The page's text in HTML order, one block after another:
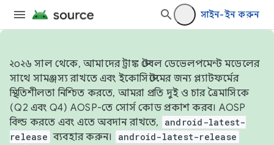
সাইন-ইন করুন
২০২৬ সাল থেকে, আমাদের ট্রাঙ্ক স্টেবল ডেভেলপমেন্ট মডেলের
সাথে সামঞ্জস্য রাখতে এবং ইকোসিস্টেমের জন্য প্ল্যাটফর্মের
স্থিতিশীলতা নিশ্চিত করতে, আমরা প্রতি দুই ও চার ত্রৈমাসিকে
(Q2 এবং Q4) AOSP-তে সোর্স কোড প্রকাশ করব। AOSP
বিল্ড করতে এবং এতে অবদান রাখতে,
android-latest-
release ব্যবহার করুন। android-latest-release